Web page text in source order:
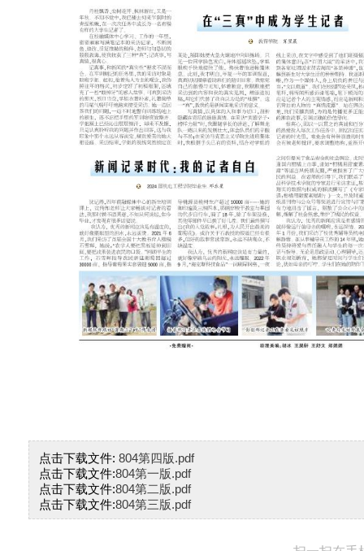
点击下载文件: 804第四版.pdf
点击下载文件:804第一版.pdf
点击下载文件:804第二版.pdf
点击下载文件:804第三版.pdf